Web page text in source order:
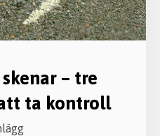
– tre
ta kontroll